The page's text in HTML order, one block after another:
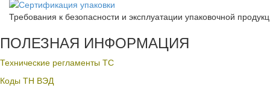
Требования к безопасности и эксплуатации упаковочной
ПОЛЕЗНАЯ ИНФОРМАЦИЯ
Технические регламенты ТС
Коды ТН ВЭД